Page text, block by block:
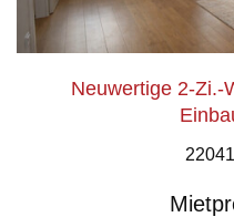
Neuwertige 2-Zi.-